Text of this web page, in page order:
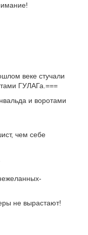
веке стучали
ГУЛАГа.===
и воротами
чем себе
не вырастают!